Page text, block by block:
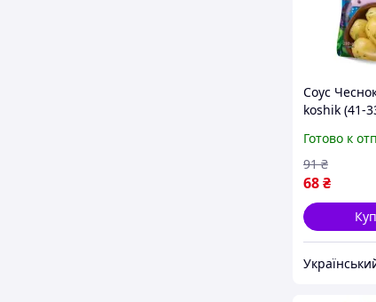
Соус
koshik (41-
Готово к
68₴
91 ₴